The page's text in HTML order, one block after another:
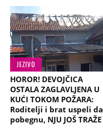
JEZIVO
HOROR! DEVOJČICA
OSTALA ZAGLAVLJENA U
KUĆI TOKOM POŽARA:
Roditelji i brat uspeli da
pobegnu, NJU JOŠ TRAŽE